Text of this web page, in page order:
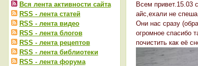
Всем привет.15.03
айс,ехали не
Они нас сразу
огромное спасибо
почистить как её
Вся лента активности сайта
RSS - лента статей
RSS - лента видео
RSS - лента блогов
RSS - лента рецептов
RSS - лента библиотеки
RSS - лента форума